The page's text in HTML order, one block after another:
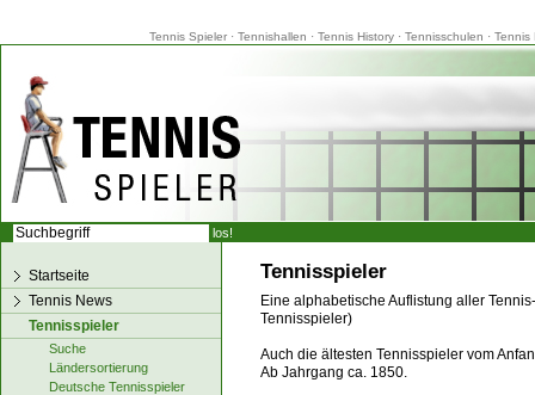
Tennis Spieler· Tennishallen · Tennis History· Tennisschulen · Tennis
Tennisspieler
Eine alphabetische Auflistung aller
Tennisspieler)
Auch die ältesten Tennisspieler vom
Ab Jahrgang ca. 1850.
Startseite
Tennis News
Tennisspieler
Suche
Ländersortierung
Deutsche Tennisspieler
los!